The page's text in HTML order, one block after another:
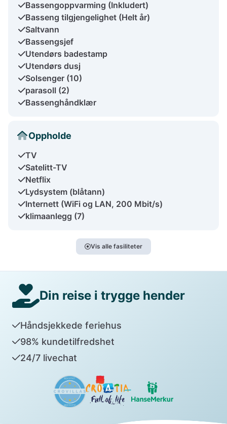
Bassengoppvarming (Inkludert)
Basseng tilgjengelighet (Helt år)
Saltvann
Bassengsjef
Utendørs badestamp
Utendørs dusj
Solsenger (10)
parasoll (2)
Bassenghåndklær
Oppholde
TV
Satelitt-TV
Netflix
Lydsystem (blåtann)
Internett (WiFi og LAN, 200 Mbit/s)
klimaanlegg (7)
Vis alle fasiliteter
Din reise i trygge hender
Håndsjekkede feriehus
98% kundetilfredshet
24/7 livechat